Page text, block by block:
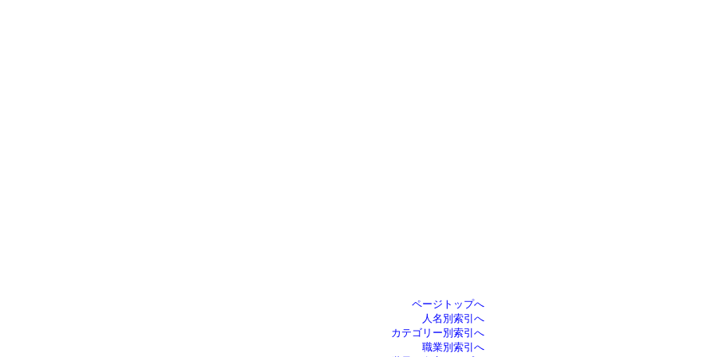
ページトップへ
人名別索引へ
カテゴリー別索引へ
職業別索引へ